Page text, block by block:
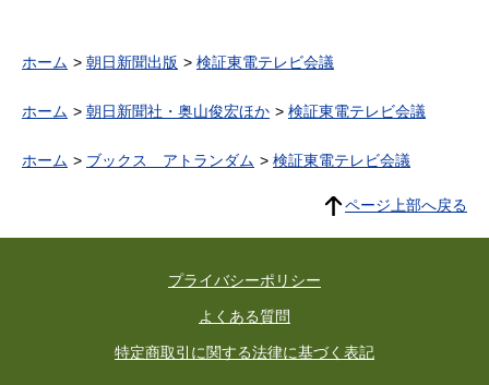
ホーム 朝日新聞出版 検証東電テレビ会議
ホーム 朝日新聞社・奥山俊宏ほか 検証東電テレビ会議
ホーム ブックス アトランダム 検証東電テレビ会議
ページ上部へ戻る
プライバシーポリシー
よくある質問
特定商取引に関する法律に基づく表記